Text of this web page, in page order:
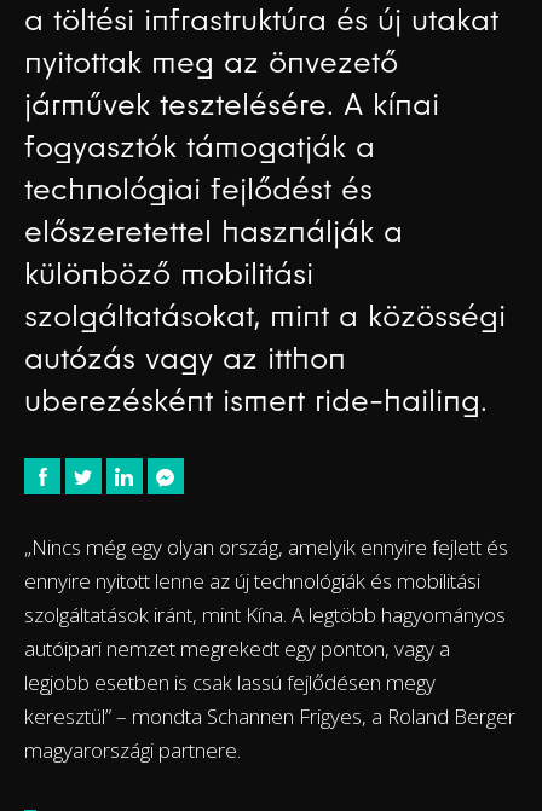
a töltési infrastruktúra és új utakat
nyitottak meg az önvezető
járművek tesztelésére. A kínai
fogyasztók támogatják a
technológiai fejlődést és
előszeretettel használják a
különböző mobilitási
szolgáltatásokat, mint a közösségi
autózás vagy az itthon
uberezésként ismert ride-hailing.
„Nincs még egy olyan ország, amelyik ennyire fejlett és
ennyire nyitott lenne az új technológiák és mobilitási
szolgáltatások iránt, mint Kína. A legtöbb hagyományos
autóipari nemzet megrekedt egy ponton, vagy a
legjobb esetben is csak lassú fejlődésen megy
keresztül” – mondta Schannen Frigyes, a Roland Berger
magyarországi partnere.